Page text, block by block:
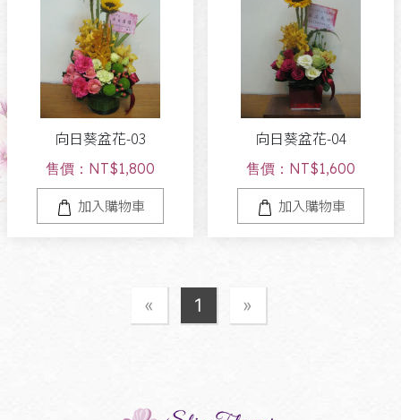
向日葵盆花-03
售價：NT$1,800
加入購物車
向日葵盆花-04
售價：NT$1,600
加入購物車
« 1 »